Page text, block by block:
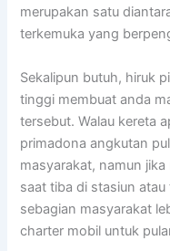
merupakan satu
terkemuka yang
Sekalipun butuh, hiruk
tinggi membuat anda
tersebut. Walau kereta
primadona angkutan
masyarakat, namun
saat tiba di stasiun
sebagian masyarakat
charter mobil untuk